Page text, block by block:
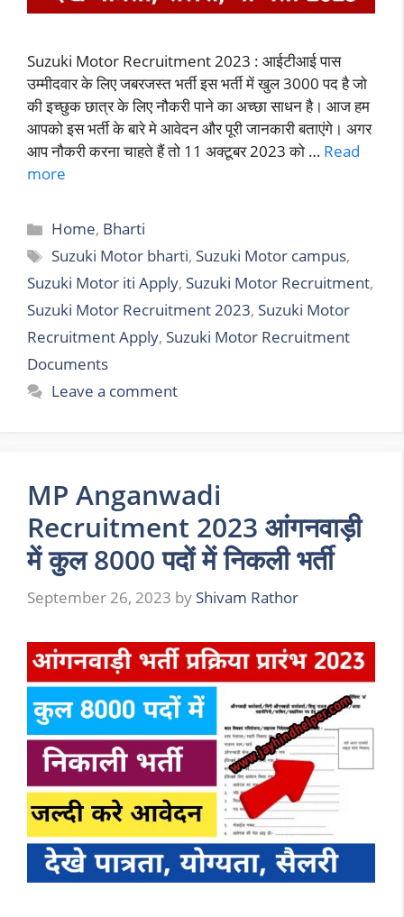
Suzuki Motor Recruitment 2023 : आईटीआई पास
उम्मीदवार के लिए जबरजस्त भर्ती इस भर्ती में खुल 3000 पद है जो
की इच्छुक छात्र के लिए नौकरी पाने का अच्छा साधन है। आज हम
आपको इस भर्ती के बारे मे आवेदन और पूरी जानकारी बताएंगे। अगर
आप नौकरी करना चाहते हैं तो 11 अक्टूबर 2023 को … Read
more
Categories
Home, Bharti
Tags
Suzuki Motor bharti, Suzuki Motor campus,
Suzuki Motor iti Apply, Suzuki Motor Recruitment,
Suzuki Motor Recruitment 2023, Suzuki Motor
Recruitment Apply, Suzuki Motor Recruitment
Documents
Leave a comment
MP Anganwadi
Recruitment 2023 आंगनवाड़ी
में कुल 8000 पदों में निकली भर्ती
September 26, 2023 by Shivam Rathor